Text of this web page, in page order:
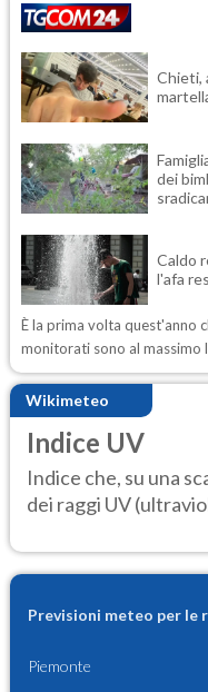
Chieti,
dei
Caldo
l'afa
È la prima volta quest'anno
monitorati sono al massimo
Wikimeteo
Indice UV
Indice che, su una
dei raggi UV
Previsioni meteo per le
Piemonte